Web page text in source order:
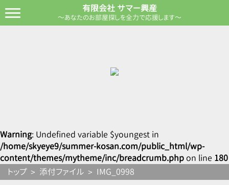
有限会社 サマー興産
～あなたのお部屋探しを全力で応援します～
Warning: Undefined variable $youngest in
/home/skyeye9/summer-kosan.com/public_html/wp-
content/themes/mytheme/inc/breadcrumb.phpon line 180
トップ
添付ファイル IMG_0998